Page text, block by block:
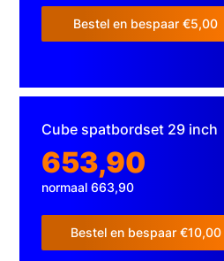
Bestel en bespaar €5,00
Cube spatbordset 29 inch
653,90
normaal 663,90
Bestel en bespaar €10,00